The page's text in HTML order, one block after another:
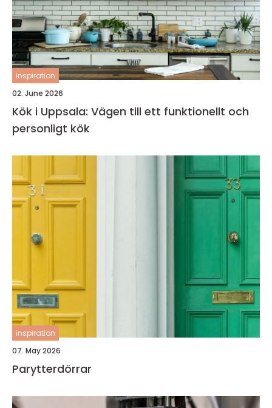
inspiration
02. June 2026
Kök i Uppsala: Vägen till ett funktionellt och
personligt kök
inspiration
07. May 2026
Parytterdörrar